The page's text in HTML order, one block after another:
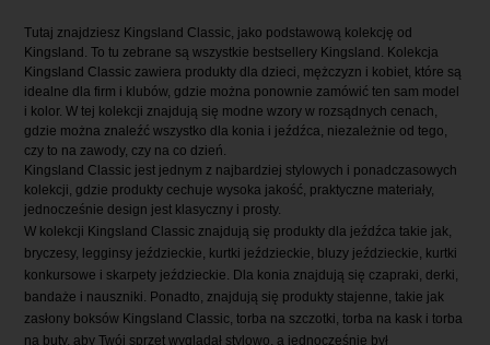
Tutaj znajdziesz Kingsland Classic, jako podstawową kolekcję od
Kingsland. To tu zebrane są wszystkie bestsellery Kingsland. Kolekcja
Kingsland Classic zawiera produkty dla dzieci, mężczyzn i kobiet, które są
idealne dla firm i klubów, gdzie można ponownie zamówić ten sam model
i kolor. W tej kolekcji znajdują się modne wzory w rozsądnych cenach,
gdzie można znaleźć wszystko dla konia i jeźdźca, niezależnie od tego,
czy to na zawody, czy na co dzień.
Kingsland Classic jest jednym z najbardziej stylowych i ponadczasowych
kolekcji, gdzie produkty cechuje wysoka jakość, praktyczne materiały,
jednocześnie design jest klasyczny i prosty.
W kolekcji Kingsland Classic znajdują się produkty dla jeźdźca takie jak,
bryczesy, legginsy jeździeckie, kurtki jeździeckie, bluzy jeździeckie, kurtki
konkursowe i skarpety jeździeckie. Dla konia znajdują się czapraki, derki,
bandaże i nauszniki. Ponadto, znajdują się produkty stajenne, takie jak
zasłony boksów Kingsland Classic, torba na szczotki, torba na kask i torba
na buty, aby Twój sprzęt wyglądał stylowo, a jednocześnie był